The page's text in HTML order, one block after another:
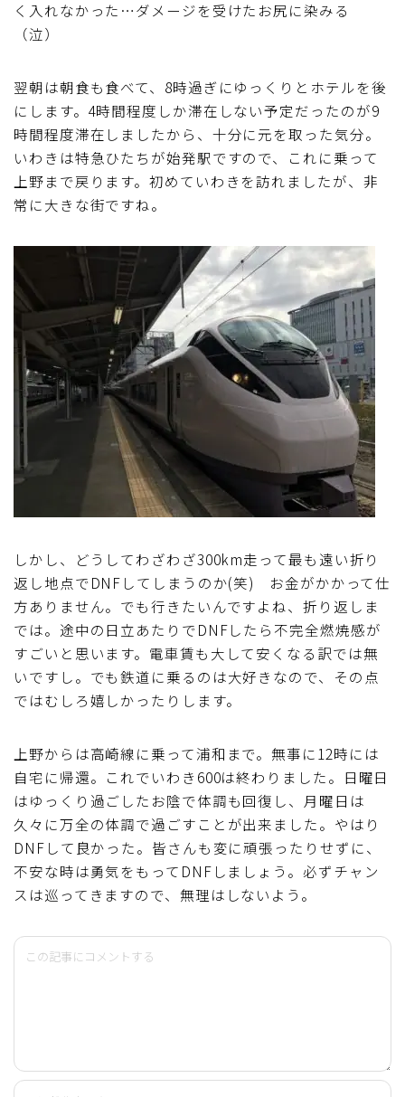
く入れなかった…ダメージを受けたお尻に染みる
（泣）
翌朝は朝食も食べて、8時過ぎにゆっくりとホテルを後
にします。4時間程度しか滞在しない予定だったのが9
時間程度滞在しましたから、十分に元を取った気分。
いわきは特急ひたちが始発駅ですので、これに乗って
上野まで戻ります。初めていわきを訪れましたが、非
常に大きな街ですね。
しかし、どうしてわざわざ300km走って最も遠い折り
返し地点でDNFしてしまうのか(笑) お金がかかって仕
方ありません。でも行きたいんですよね、折り返しま
では。途中の日立あたりでDNFしたら不完全燃焼感が
すごいと思います。電車賃も大して安くなる訳では無
いですし。でも鉄道に乗るのは大好きなので、その点
ではむしろ嬉しかったりします。
上野からは高崎線に乗って浦和まで。無事に12時には
自宅に帰還。これでいわき600は終わりました。日曜日
はゆっくり過ごしたお陰で体調も回復し、月曜日は
久々に万全の体調で過ごすことが出来ました。やはり
DNFして良かった。皆さんも変に頑張ったりせずに、
不安な時は勇気をもってDNFしましょう。必ずチャン
スは巡ってきますので、無理はしないよう。